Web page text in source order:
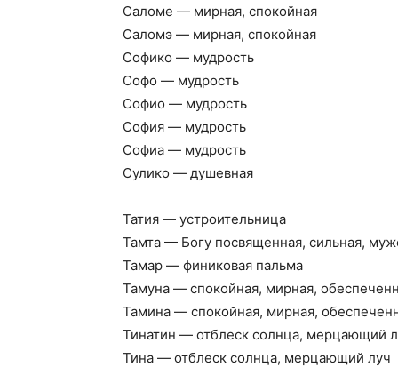
Саломе — мирная, спокойная
Саломэ — мирная, спокойная
Софико — мудрость
Софо — мудрость
Софио — мудрость
София — мудрость
Софиа — мудрость
Сулико — душевная
Татия — устроительница
Тамта — Богу посвященная, сильная,
Тамар — финиковая пальма
Тамуна — спокойная, мирная,
Тамина — спокойная, мирная,
Тинатин — отблеск солнца, мерцающий
Тина — отблеск солнца, мерцающий луч